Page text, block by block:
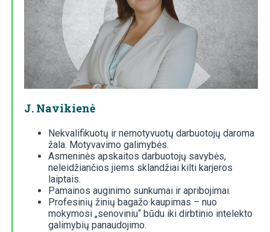
J. Navikienė
Nekvalifikuotų ir nemotyvuotų darbuotojų daroma
žala. Motyvavimo galimybės.
Asmeninės apskaitos darbuotojų savybės,
neleidžiančios jiems sklandžiai kilti karjeros
laiptais.
Pamainos auginimo sunkumai ir apribojimai.
Profesinių žinių bagažo kaupimas – nuo
mokymosi „senoviniu“ būdu iki dirbtinio intelekto
galimybių panaudojimo.